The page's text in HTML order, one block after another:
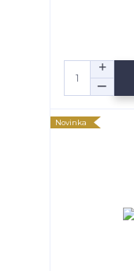
Novinka